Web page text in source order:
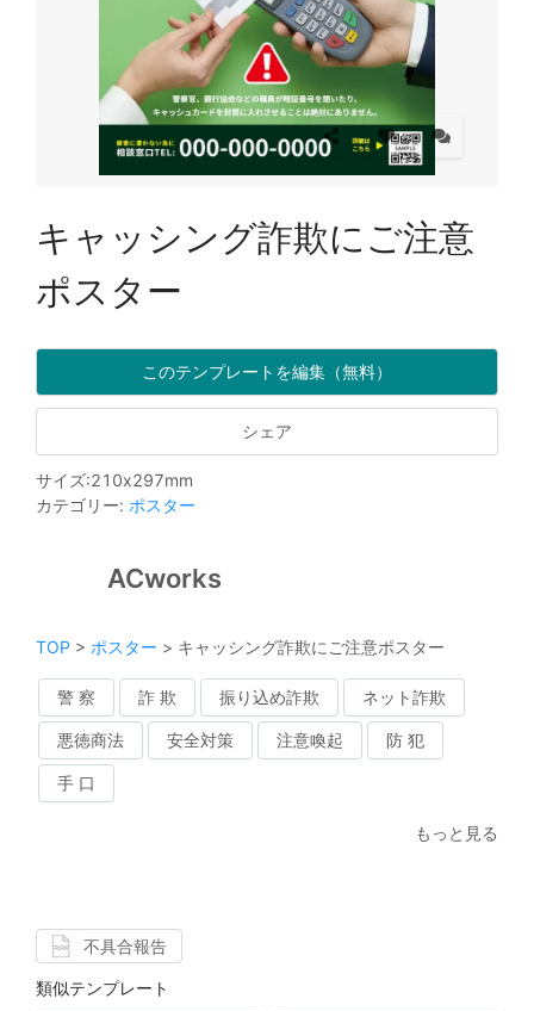
キャッシング詐欺にご注意
ポスター
このテンプレートを編集（無料）
シェア
サイズ:210x297mm
カテゴリー: ポスター
ACworks
TOP > ポスター > キャッシング詐欺にご注意ポスター
警 察 詐 欺 振り込め詐欺 ネット詐欺
悪徳商法 安全対策 注意喚起 防 犯
手 口
もっと見る
不具合報告
類似テンプレート